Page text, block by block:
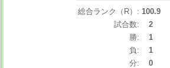
総合ランク（R）: 100.9
試合数:
2
勝:
1
負:
1
分:
0